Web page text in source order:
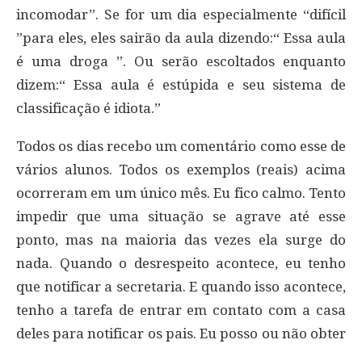
incomodar”. Se for um dia especialmente “difícil
”para eles, eles sairão da aula dizendo:“ Essa aula
é uma droga ”. Ou serão escoltados enquanto
dizem:“ Essa aula é estúpida e seu sistema de
classificação é idiota.”
Todos os dias recebo um comentário como esse de
vários alunos. Todos os exemplos (reais) acima
ocorreram em um único mês. Eu fico calmo. Tento
impedir que uma situação se agrave até esse
ponto, mas na maioria das vezes ela surge do
nada. Quando o desrespeito acontece, eu tenho
que notificar a secretaria. E quando isso acontece,
tenho a tarefa de entrar em contato com a casa
deles para notificar os pais. Eu posso ou não obter